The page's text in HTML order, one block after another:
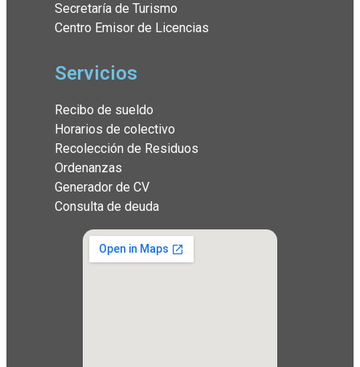
Secretaría de Turismo
Centro Emisor de Licencias
Servicios
Recibo de sueldo
Horarios de colectivo
Recolección de Residuos
Ordenanzas
Generador de CV
Consulta de deuda